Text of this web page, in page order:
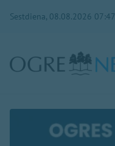
Sestdiena, 08.08.2026 07:47